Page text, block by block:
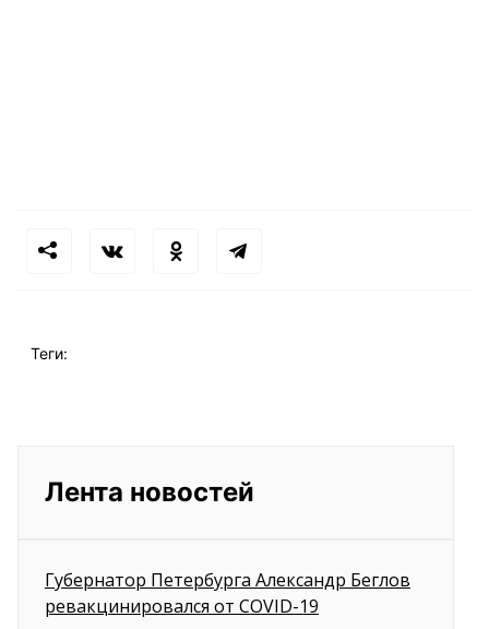
Теги:
Лента новостей
Губернатор Петербурга Александр Беглов
ревакцинировался от COVID-19